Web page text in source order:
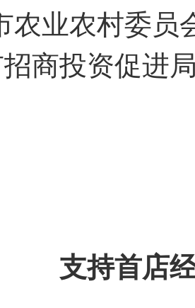
农业农村委员
商投资促进
支持首店